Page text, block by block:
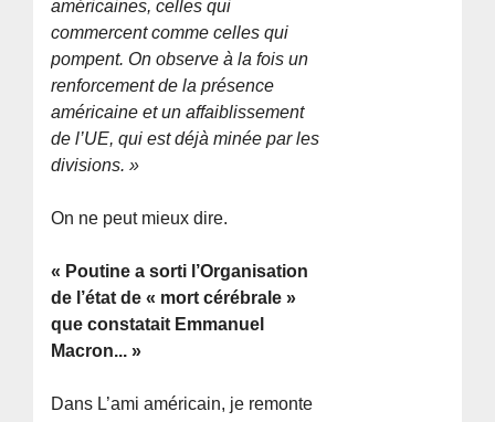
américaines, celles qui
commercent comme celles qui
pompent. On observe à la fois un
renforcement de la présence
américaine et un affaiblissement
de l’UE, qui est déjà minée par les
divisions. »
On ne peut mieux dire.
« Poutine a sorti l’Organisation
de l’état de « mort cérébrale »
que constatait Emmanuel
Macron... »
Dans L’ami américain, je remonte